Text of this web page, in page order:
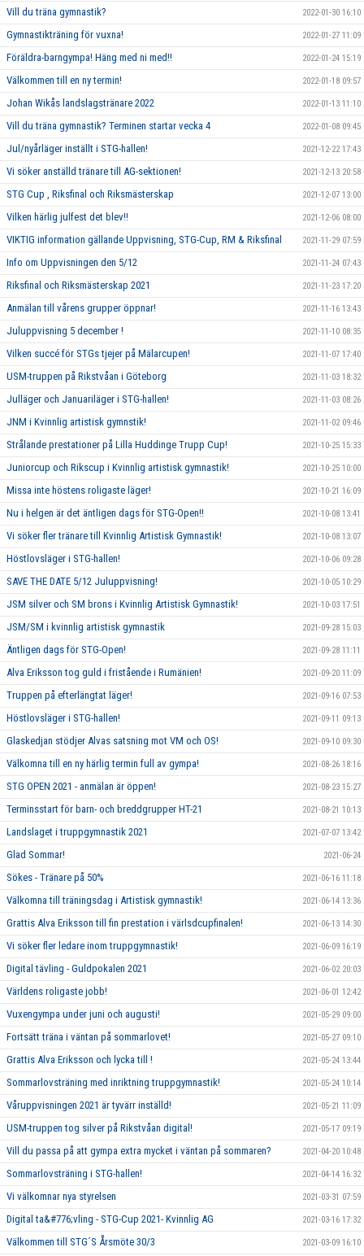
Vill du träna gymnastik? 2022-01-30 16:10
Gymnastikträning för vuxna! 2022-01-27 11:09
Föräldra-barngympa! Häng med ni med!! 2022-01-24 15:19
Välkommen till en ny termin! 2022-01-18 09:57
Johan Wikås landslagstränare 2022 2022-01-13 11:10
Vill du träna gymnastik? Terminen startar vecka 4 2022-01-08 09:45
Jul/nyårläger inställt i STG-hallen! 2021-12-22 17:43
Vi söker anställd tränare till AG-sektionen! 2021-12-13 20:58
STG Cup , Riksfinal och Riksmästerskap 2021-12-07 13:00
Vilken härlig julfest det blev!! 2021-12-06 08:00
VIKTIG information gällande Uppvisning, STG-Cup, RM & Riksfinal 2021-11-29 07:59
Info om Uppvisningen den 5/12 2021-11-24 07:43
Riksfinal och Riksmästerskap 2021 2021-11-23 17:20
Anmälan till vårens grupper öppnar! 2021-11-16 13:43
Juluppvisning 5 december ! 2021-11-10 08:35
Vilken succé för STGs tjejer på Mälarcupen! 2021-11-07 17:40
USM-truppen på Rikstvåan i Göteborg 2021-11-03 18:32
Julläger och Januariläger i STG-hallen! 2021-11-03 08:26
JNM i Kvinnlig artistisk gymnstik! 2021-11-02 09:46
Strålande prestationer på Lilla Huddinge Trupp Cup! 2021-10-25 15:33
Juniorcup och Rikscup i Kvinnlig artistisk gymnastik! 2021-10-25 10:00
Missa inte höstens roligaste läger! 2021-10-21 16:09
Nu i helgen är det äntligen dags för STG-Open!! 2021-10-08 13:41
Vi söker fler tränare till Kvinnlig Artistisk Gymnastik! 2021-10-08 13:07
Höstlovsläger i STG-hallen! 2021-10-06 09:28
SAVE THE DATE 5/12 Juluppvisning! 2021-10-05 10:29
JSM silver och SM brons i Kvinnlig Artistisk Gymnastik! 2021-10-03 17:51
JSM/SM i kvinnlig artistisk gymnastik 2021-09-28 15:03
Äntligen dags för STG-Open! 2021-09-28 11:11
Alva Eriksson tog guld i fristående i Rumänien! 2021-09-20 11:09
Truppen på efterlängtat läger! 2021-09-16 07:53
Höstlovsläger i STG-hallen! 2021-09-11 09:13
Glaskedjan stödjer Alvas satsning mot VM och OS! 2021-09-10 09:30
Välkomna till en ny härlig termin full av gympa! 2021-08-26 18:16
STG OPEN 2021 - anmälan är öppen! 2021-08-23 15:27
Terminsstart för barn- och breddgrupper HT-21 2021-08-21 10:13
Landslaget i truppgymnastik 2021 2021-07-07 13:42
Glad Sommar! 2021-06-24
Sökes - Tränare på 50% 2021-06-16 11:18
Välkomna till träningsdag i Artistisk gymnastik! 2021-06-14 13:36
Grattis Alva Eriksson till fin prestation i värlsdcupfinalen! 2021-06-13 14:30
Vi söker fler ledare inom truppgymnastik! 2021-06-09 16:19
Digital tävling - Guldpokalen 2021 2021-06-02 20:03
Världens roligaste jobb! 2021-06-01 12:42
Vuxengympa under juni och augusti! 2021-05-29 09:00
Fortsätt träna i väntan på sommarlovet! 2021-05-27 09:10
Grattis Alva Eriksson och lycka till ! 2021-05-24 13:44
Sommarlovsträning med inriktning truppgymnastik! 2021-05-24 10:14
Våruppvisningen 2021 är tyvärr inställd! 2021-05-21 11:09
USM-truppen tog silver på Rikstvåan digital! 2021-05-17 09:19
Vill du passa på att gympa extra mycket i väntan på sommaren? 2021-04-20 10:48
Sommarlovsträning i STG-hallen! 2021-04-14 16:32
Vi välkomnar nya styrelsen 2021-03-31 07:59
Digital ta&#776;vling - STG-Cup 2021- Kvinnlig AG 2021-03-16 17:32
Välkommen till STG´S Årsmöte 30/3 2021-03-09 16:10